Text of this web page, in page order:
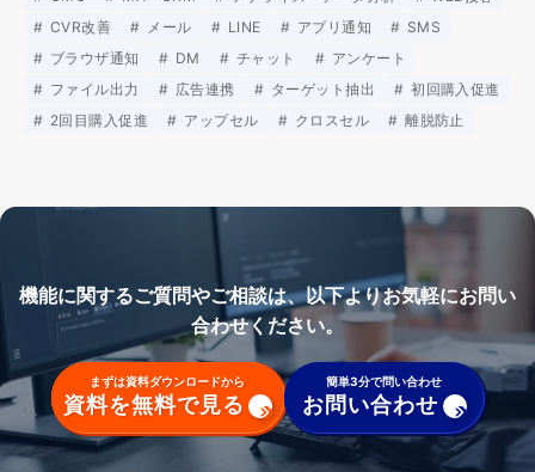
CVR改善
メール LINE アプリ通知
SMS
ブラウザ通知
DM チャット
アンケート
ファイル出力
広告連携 ターゲット抽出
初回購入促進
2回目購入促進
アップセル クロスセル 離脱防止
機能に関するご質問やご相談は、以下よりお気軽にお問い
合わせください。
まずは資料ダウンロードから
資料を無料で見る
簡単3分で問い合わせ
お問い合わせ